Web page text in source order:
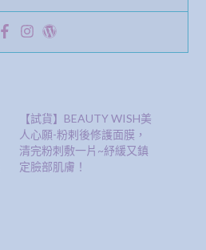
【試貨】BEAUTY WISH美
人心願-粉剌後修護面膜，
清完粉刺敷一片~紓緩又鎮
定臉部肌膚！